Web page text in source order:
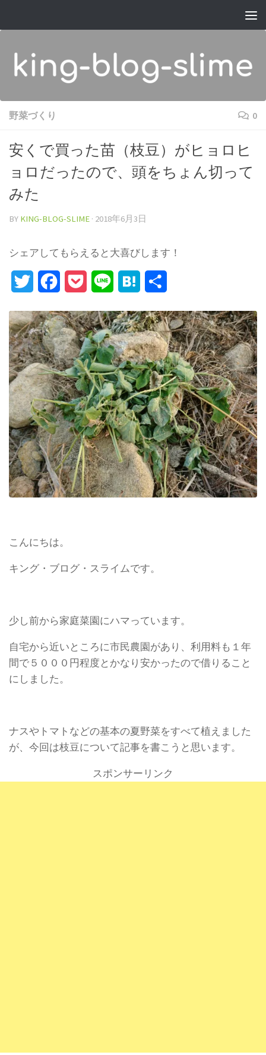
野菜づくり 0
安くで買った苗（枝豆）がヒョロヒ
ョロだったので、頭をちょん切って
みた
BY KING-BLOG-SLIME · 2018年6月3日
シェアしてもらえると大喜びします！
Twitter FacebookPocket Line Hatena
こんにちは。
キング・ブログ・スライムです。
少し前から家庭菜園にハマっています。
自宅から近いところに市民農園があり、利用料も１年
間で５０００円程度とかなり安かったので借りること
にしました。
ナスやトマトなどの基本の夏野菜をすべて植えました
が、今回は枝豆について記事を書こうと思います。
スポンサーリンク